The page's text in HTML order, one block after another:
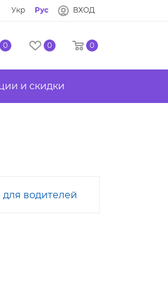
Укр Рус ВХОД
0 0 0
и скидки
водителей